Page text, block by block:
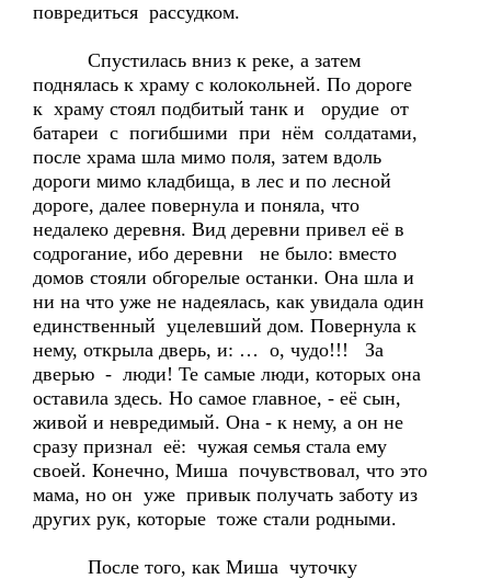
повредиться рассудком.
Спустилась вниз к реке, а затем
поднялась к храму с колокольней. По дороге
к храму стоял подбитый танк и орудие от
батареи с погибшими при нём солдатами,
после храма шла мимо поля, затем вдоль
дороги мимо кладбища, в лес и по лесной
дороге, далее повернула и поняла, что
недалеко деревня. Вид деревни привел её в
содрогание, ибо деревни не было: вместо
домов стояли обгорелые останки. Она шла и
ни на что уже не надеялась, как увидала один
единственный уцелевший дом. Повернула к
нему, открыла дверь, и: … о, чудо!!! За
дверью - люди! Те самые люди, которых она
оставила здесь. Но самое главное, - её сын,
живой и невредимый. Она - к нему, а он не
сразу признал её: чужая семья стала ему
своей. Конечно, Миша почувствовал, что это
мама, но он уже привык получать заботу из
других рук, которые тоже стали родными.
После того, как Миша чуточку